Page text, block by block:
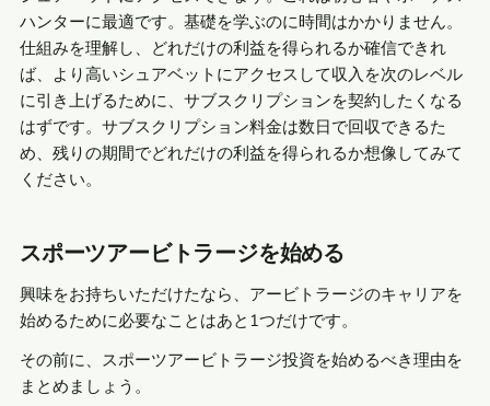
ハンターに最適です。基礎を学ぶのに時間はかかりません。
仕組みを理解し、どれだけの利益を得られるか確信できれ
ば、より高いシュアベットにアクセスして収入を次のレベル
に引き上げるために、サブスクリプションを契約したくなる
はずです。サブスクリプション料金は数日で回収できるた
め、残りの期間でどれだけの利益を得られるか想像してみて
ください。
スポーツアービトラージを始める
興味をお持ちいただけたなら、アービトラージのキャリアを
始めるために必要なことはあと1つだけです。
その前に、スポーツアービトラージ投資を始めるべき理由を
まとめましょう。